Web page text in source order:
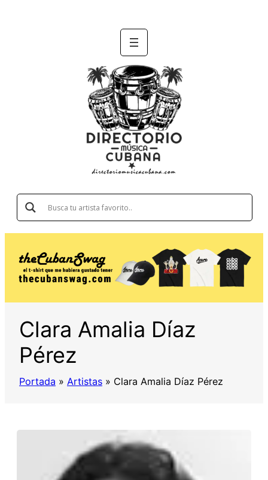
Clara Amalia Díaz
Pérez
Portada » Artistas » Clara Amalia Díaz Pérez